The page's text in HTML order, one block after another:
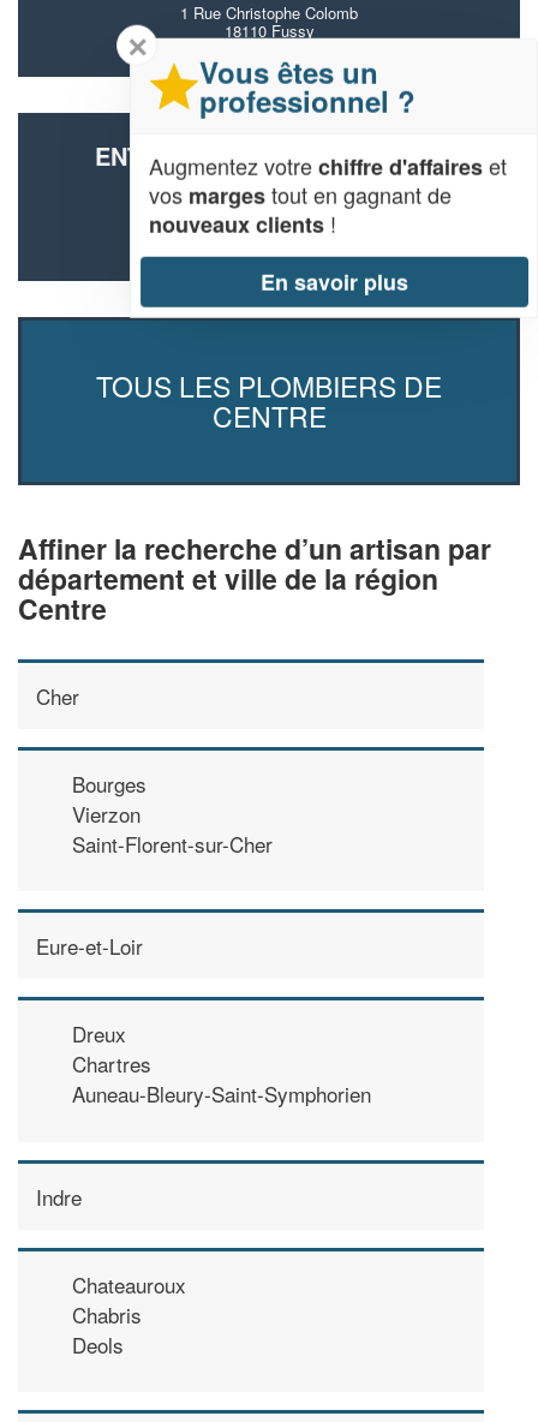
1 Rue Christophe Colomb
18110 Fussy
ENTREPRISE SAN GERONIMO
LAURENCE
10 Rue De Ouence
28130 Hanches
TOUS LES PLOMBIERS DE
CENTRE
Affiner la recherche d’un artisan par
département et ville de la région
Centre
Cher
Bourges
Vierzon
Saint-Florent-sur-Cher
Eure-et-Loir
Dreux
Chartres
Auneau-Bleury-Saint-Symphorien
Indre
Chateauroux
Chabris
Deols
✕
Vous êtes un
professionnel ?
Augmentez votrechiffre d'affaireset
vos margestout en gagnant de
nouveaux clients !
En savoir plus